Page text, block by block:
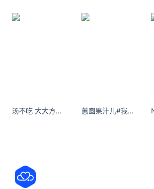
57例
延伸阅读
汤不吃 大大方方的漂亮谁不爱- 小红书 蕙圆果汁儿#我的上班通勤穿搭